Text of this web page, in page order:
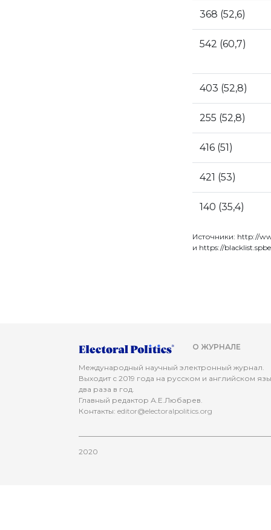
368 (52,6)
542 (60,7)
403 (52,8)
255 (52,8)
416 (51)
421 (53)
140 (35,4)
Источники: http://
и https://
О ЖУРНАЛЕ
Международный научный электронный журнал.
Выходит с 2019 года на русском и английском
два раза в год.
Главный редактор А.Е.Любарев.
Контакты: editor@electoralpolitics.org
2020